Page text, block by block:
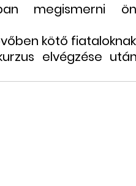
megismerni
kötő
elvégzése